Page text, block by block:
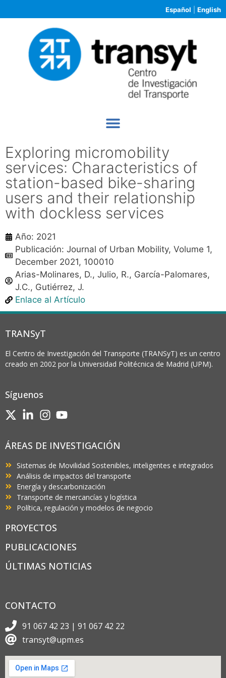
Español English
Exploring micromobility
services: Characteristics of
station-based bike-sharing
users and their relationship
with dockless services
Año: 2021
Publicación: Journal of Urban Mobility, Volume 1,
December 2021, 100010
Arias-Molinares, D., Julio, R., García-Palomares,
J.C., Gutiérrez, J.
Enlace al Artículo
TRANSyT
El Centro de Investigación del Transporte (TRANSyT) es un centro
creado en 2002 por la Universidad Politécnica de Madrid (UPM).
Síguenos
ÁREAS DE INVESTIGACIÓN
Sistemas de Movilidad Sostenibles, inteligentes e integrados
Análisis de impactos del transporte
Energía y descarbonización
Transporte de mercancías y logística
Política, regulación y modelos de negocio
PROYECTOS
PUBLICACIONES
ÚLTIMAS NOTICIAS
CONTACTO
91 067 42 23 | 91 067 42 22
transyt@upm.es